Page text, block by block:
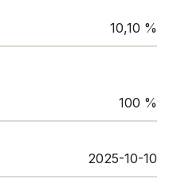
10,10 %
100 %
2025-10-10